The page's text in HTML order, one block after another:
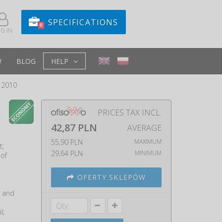
IN
0 SPECIFICATIONS
BLOG HELP
and
PRICES TAX INCL.
42,87 PLN AVERAGE
55,90 PLN MAXIMUM
29,64 PLN MINIMUM
OFERTY SKLEPÓW